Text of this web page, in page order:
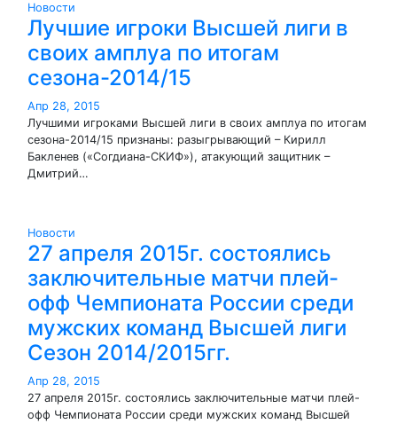
Новости
Лучшие игроки Высшей лиги в
своих амплуа по итогам
сезона-2014/15
Апр 28, 2015
Лучшими игроками Высшей лиги в своих амплуа по итогам
сезона-2014/15 признаны: разыгрывающий – Кирилл
Бакленев («Согдиана-СКИФ»), атакующий защитник –
Дмитрий…
Новости
27 апреля 2015г. состоялись
заключительные матчи плей-
офф Чемпионата России среди
мужских команд Высшей лиги
Сезон 2014/2015гг.
Апр 28, 2015
27 апреля 2015г. состоялись заключительные матчи плей-
офф Чемпионата России среди мужских команд Высшей